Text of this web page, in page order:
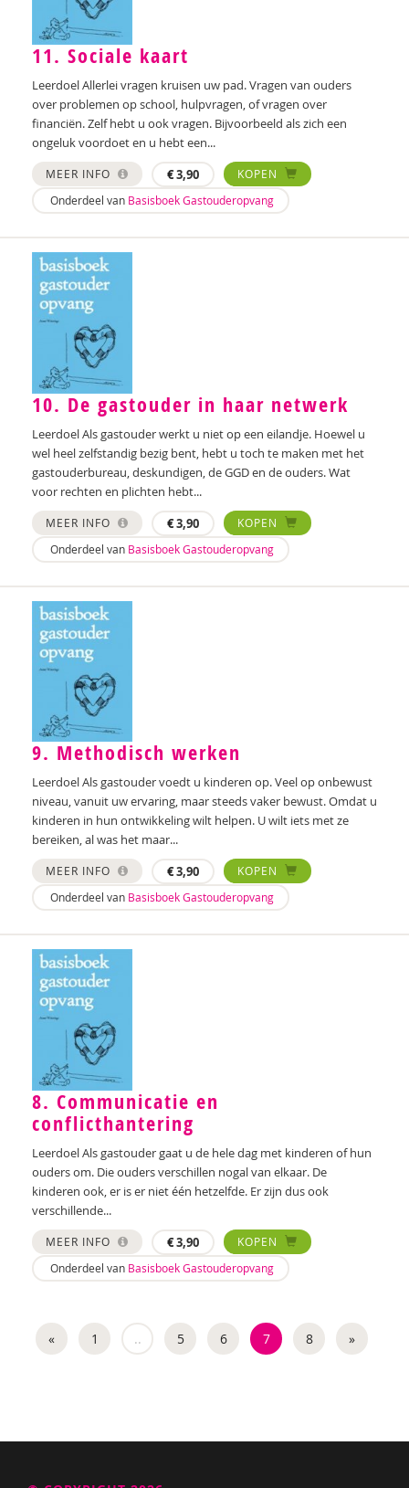
11. Sociale kaart
Leerdoel Allerlei vragen kruisen uw pad. Vragen van ouders
over problemen op school, hulpvragen, of vragen over
financiën. Zelf hebt u ook vragen. Bijvoorbeeld als zich een
ongeluk voordoet en u hebt een...
MEER INFO €3,90
KOPEN
Onderdeel van Basisboek Gastouderopvang
10. De gastouder in haar netwerk
Leerdoel Als gastouder werkt u niet op een eilandje. Hoewel u
wel heel zelfstandig bezig bent, hebt u toch te maken met het
gastouderbureau, deskundigen, de GGD en de ouders. Wat
voor rechten en plichten hebt...
MEER INFO €3,90
KOPEN
Onderdeel van Basisboek Gastouderopvang
9. Methodisch werken
Leerdoel Als gastouder voedt u kinderen op. Veel op onbewust
niveau, vanuit uw ervaring, maar steeds vaker bewust. Omdat u
kinderen in hun ontwikkeling wilt helpen. U wilt iets met ze
bereiken, al was het maar...
MEER INFO €3,90
KOPEN
Onderdeel van Basisboek Gastouderopvang
8. Communicatie en
conflicthantering
Leerdoel Als gastouder gaat u de hele dag met kinderen of hun
ouders om. Die ouders verschillen nogal van elkaar. De
kinderen ook, er is er niet één hetzelfde. Er zijn dus ook
verschillende...
MEER INFO €3,90
KOPEN
Onderdeel van Basisboek Gastouderopvang
« 1 .. 5 6 7 8 »